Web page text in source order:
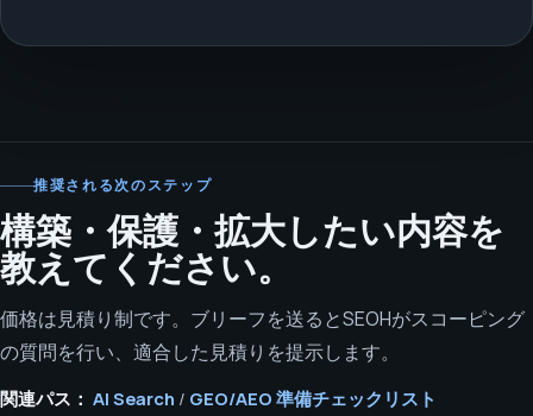
推奨される次のステップ
構築・保護・拡大したい内容を
教えてください。
価格は見積り制です。ブリーフを送るとSEOHがスコーピング
の質問を行い、適合した見積りを提示します。
関連パス： AI Search / GEO/AEO 準備チェックリスト